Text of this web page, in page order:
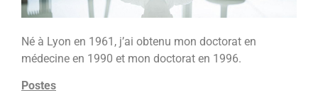
Né à Lyon en 1961, j’ai obtenu mon doctorat en
médecine en 1990 et mon doctorat en 1996.
Postes